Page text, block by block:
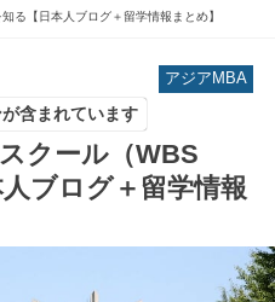
る【日本人ブログ＋留学情報まとめ】
アジアMBA
含まれています
クール（WBS
ブログ＋留学情報